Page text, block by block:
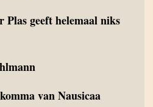
Plas geeft helemaal niks
van Nausicaa